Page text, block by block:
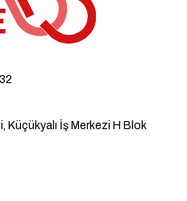
Küçükyalı İş Merkezi H Blok